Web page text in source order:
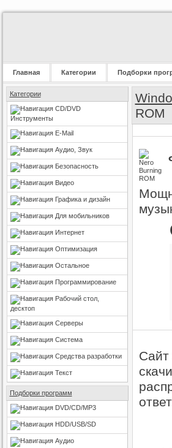
Главная Категории Подборки
Категории
CD/DVD
Инструменты
E-Mail
Аудио, Звук
Безопасность
Видео
Графика и дизайн
Для мобильников
Интернет
Оптимизация
Остальное
Программирование
Рабочий стол,
десктоп
Серверы
Система
Средства разработки
Текст
Подборки программ
DVD/CD/MP3
HDD/USB/SD
Аудио
ROM
Сайт